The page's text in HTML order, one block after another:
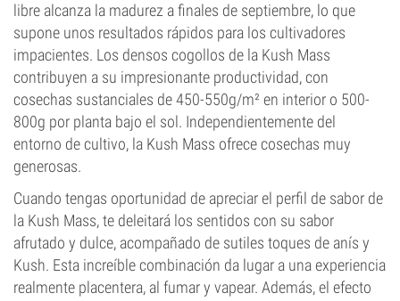
libre alcanza la madurez a finales de septiembre, lo que
supone unos resultados rápidos para los cultivadores
impacientes. Los densos cogollos de la Kush Mass
contribuyen a su impresionante productividad, con
cosechas sustanciales de 450-550g/m² en interior o 500-
800g por planta bajo el sol. Independientemente del
entorno de cultivo, la Kush Mass ofrece cosechas muy
generosas.
Cuando tengas oportunidad de apreciar el perfil de sabor de
la Kush Mass, te deleitará los sentidos con su sabor
afrutado y dulce, acompañado de sutiles toques de anís y
Kush. Esta increíble combinación da lugar a una experiencia
realmente placentera, al fumar y vapear. Además, el efecto